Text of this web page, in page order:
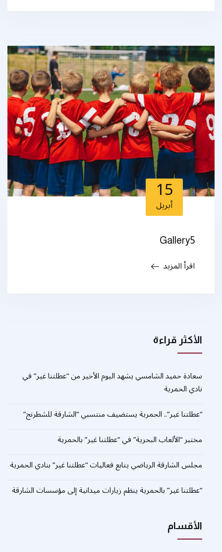
15
أبريل
Gallery5
اقرأ المزيد
الأكثر قراءة
سعادة حميد الشامسي يشهد اليوم الأخير من “عطلتنا غير” في
نادي الحمرية
“عطلتنا غير”.. الحمرية يستضيف منتسبي “الشارقة للشطرنج”
مختبر “الألعاب البحرية” في “عطلتنا غير” بالحمرية
مجلس الشارقة الرياضي يتابع فعاليات “عطلتنا غير” بنادي الحمرية
“عطلتنا غير” بالحمرية ينظم زيارات ميدانية إلى مؤسسات الشارقة
الأقسام